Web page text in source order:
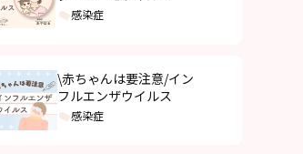
感染症
\赤ちゃんは要注意/イン
フルエンザウイルス
感染症